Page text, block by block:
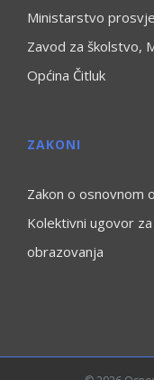
Ministarstvo
Zavod za školstvo,
Općina Čitluk
ZAKONI
Zakon o osnovnom
Kolektivni ugovor
obrazovanja